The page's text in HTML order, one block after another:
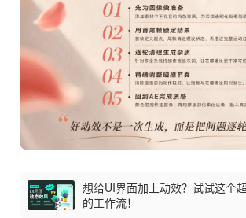
想给UI界面加上动效？试试这个
的工作流！